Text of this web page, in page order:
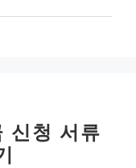
신청 서류